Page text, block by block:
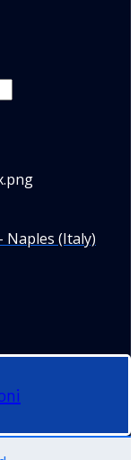
Naples (Italy)